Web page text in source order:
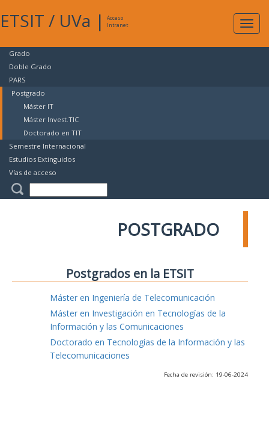
ETSIT / UVa |
Acceso
Intranet
Grado
Doble Grado
PARS
Postgrado
Máster IT
Máster Invest.TIC
Doctorado en TIT
Semestre Internacional
Estudios Extinguidos
Vías de acceso
POSTGRADO
Postgrados en la ETSIT
Máster en Ingeniería de Telecomunicación
Máster en Investigación en Tecnologías de la
Información y las Comunicaciones
Doctorado en Tecnologías de la Información y las
Telecomunicaciones
Fecha de revisión: 19-06-2024